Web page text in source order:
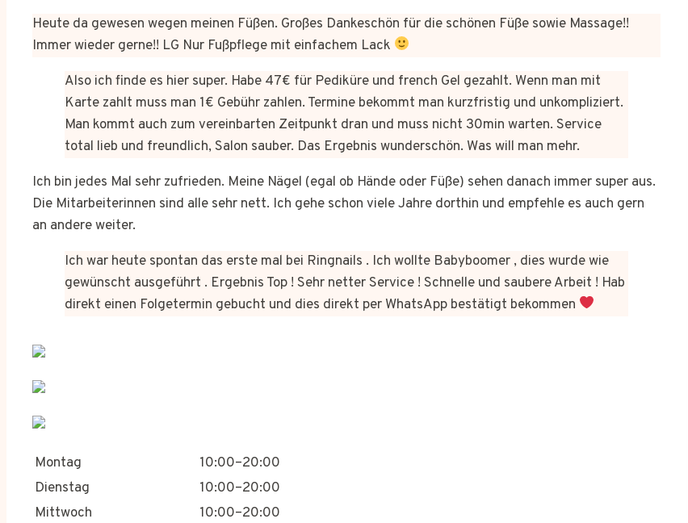
Heute da gewesen wegen meinen Füßen. Großes Dankeschön für die schönen Füße sowie Massage!!
Immer wieder gerne!! LG Nur Fußpflege mit einfachem Lack
Also ich finde es hier super. Habe 47€ für Pediküre und french Gel gezahlt. Wenn man mit
Karte zahlt muss man 1€ Gebühr zahlen. Termine bekommt man kurzfristig und unkompliziert.
Man kommt auch zum vereinbarten Zeitpunkt dran und muss nicht 30min warten. Service
total lieb und freundlich, Salon sauber. Das Ergebnis wunderschön. Was will man mehr.
Ich bin jedes Mal sehr zufrieden. Meine Nägel (egal ob Hände oder Füße) sehen danach immer super aus.
Die Mitarbeiterinnen sind alle sehr nett. Ich gehe schon viele Jahre dorthin und empfehle es auch gern
an andere weiter.
Ich war heute spontan das erste mal bei Ringnails . Ich wollte Babyboomer , dies wurde wie
gewünscht ausgeführt . Ergebnis Top ! Sehr netter Service ! Schnelle und saubere Arbeit ! Hab
direkt einen Folgetermin gebucht und dies direkt per WhatsApp bestätigt bekommen
Montag
10:00–20:00
Dienstag
10:00–20:00
Mittwoch
10:00–20:00